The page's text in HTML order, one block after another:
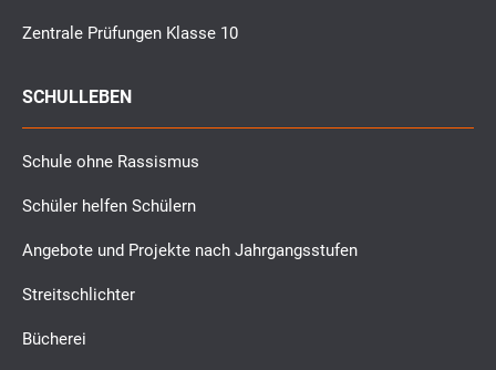
Zentrale Prüfungen Klasse 10
SCHULLEBEN
Schule ohne Rassismus
Schüler helfen Schülern
Angebote und Projekte nach Jahrgangsstufen
Streitschlichter
Bücherei